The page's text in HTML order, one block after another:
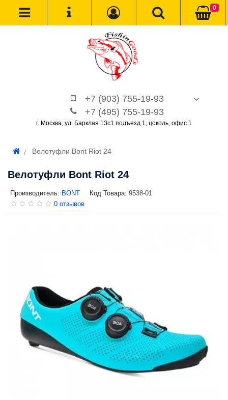
+7 (903) 755-19-93
+7 (495) 755-19-93
г. Москва, ул. Барклая 13с1 подъезд 1, цоколь, офис 1
0
Велотуфли Bont Riot 24
Велотуфли Bont Riot 24
Производитель: BONT Код Товара: 9538-01
0 отзывов